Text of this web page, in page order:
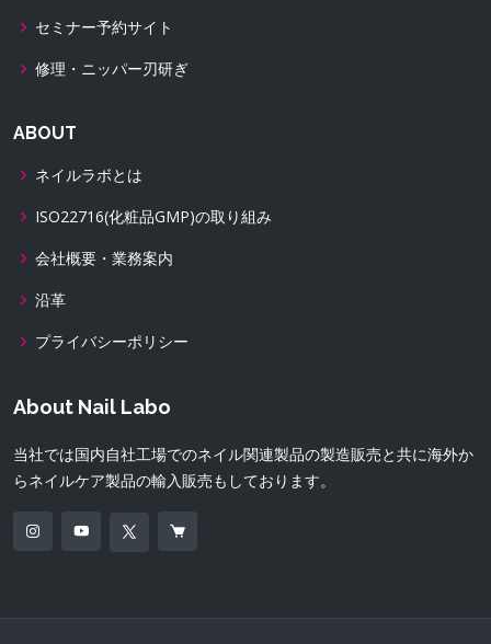
セミナー予約サイト
修理・ニッパー刃研ぎ
ABOUT
ネイルラボとは
ISO22716(化粧品GMP)の取り組み
会社概要・業務案内
沿革
プライバシーポリシー
About Nail Labo
当社では国内自社工場でのネイル関連製品の製造販売と共に海外か
らネイルケア製品の輸入販売もしております。